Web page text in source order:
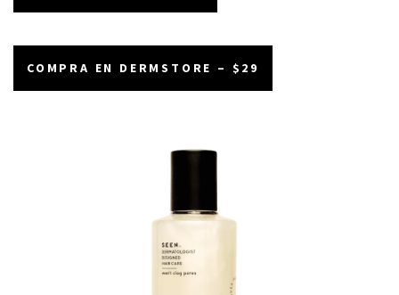
COMPRA EN DERMSTORE – $29